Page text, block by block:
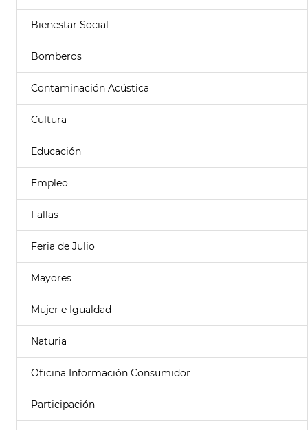
Bienestar Social
Bomberos
Contaminación Acústica
Cultura
Educación
Empleo
Fallas
Feria de Julio
Mayores
Mujer e Igualdad
Naturia
Oficina Información Consumidor
Participación